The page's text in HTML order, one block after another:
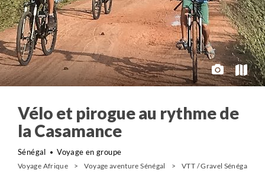
Vélo et pirogue au rythme de
la Casamance
Sénégal Voyage en groupe
Voyage Afrique Voyage aventure Sénégal VTT / Gravel Sénégal